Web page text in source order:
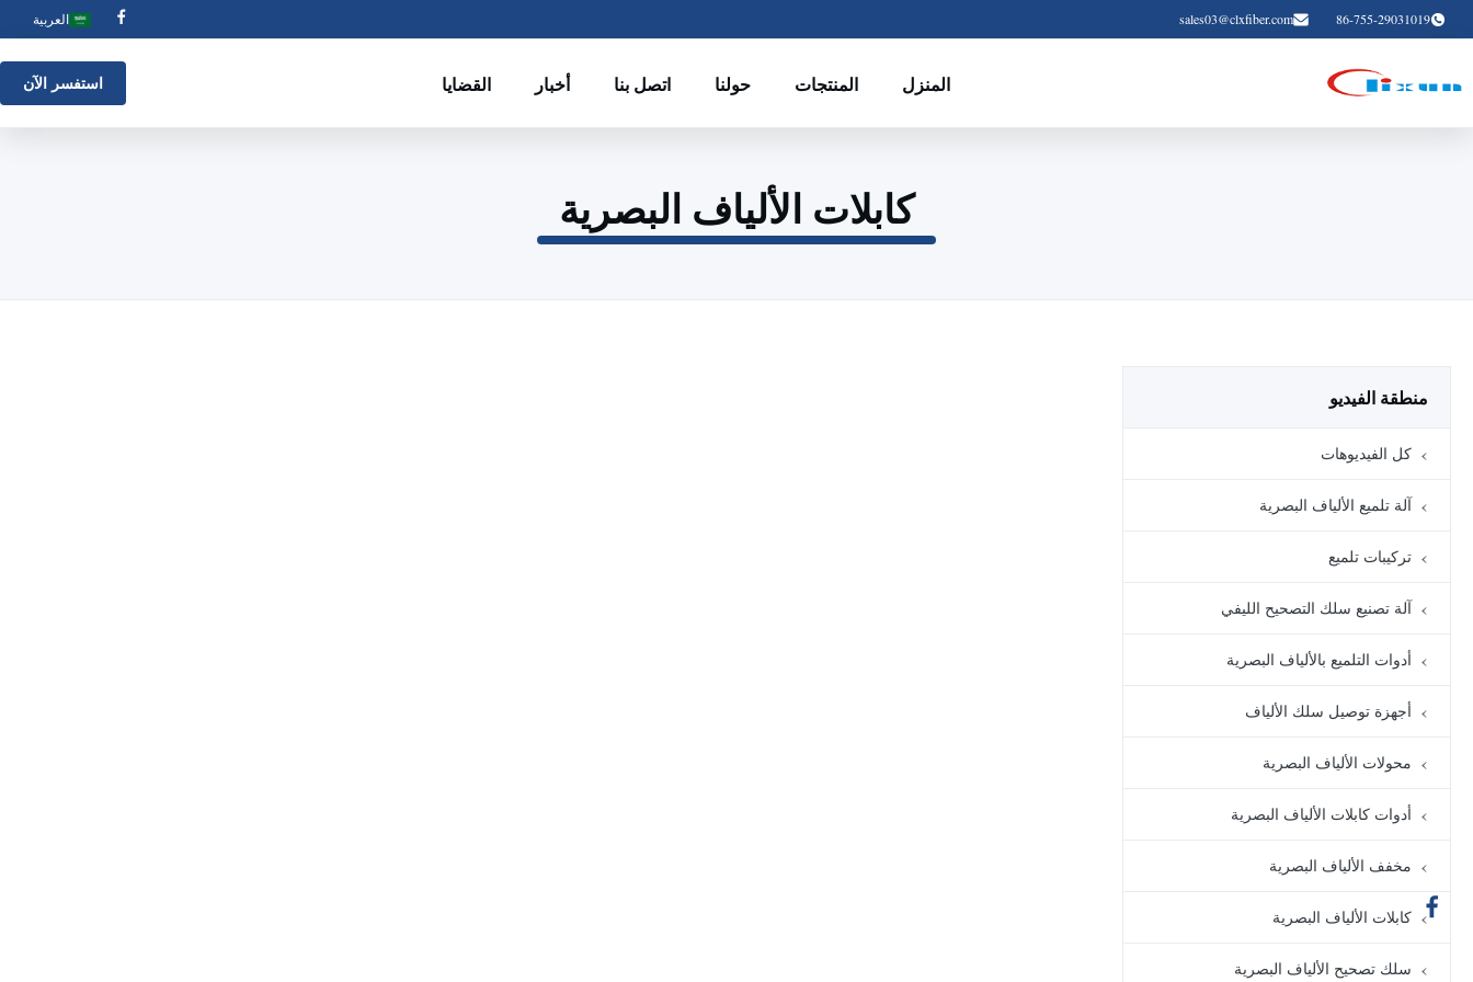
86-755-29031019
sales03@clxfiber.com العربية
المنزل المنتجات حولنا اتصل بنا أخبار القضايا استفسر الآن
كابلات الألياف البصرية
منطقة الفيديو
كل الفيديوهات
آلة تلميع الألياف البصرية
تركيبات تلميع
آلة تصنيع سلك التصحيح الليفي
أدوات التلميع بالألياف البصرية
أجهزة توصيل سلك الألياف
محولات الألياف البصرية
أدوات كابلات الألياف البصرية
مخفف الألياف البصرية
كابلات الألياف البصرية
سلك تصحيح الألياف البصرية